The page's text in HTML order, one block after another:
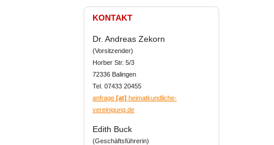
KONTAKT
Dr. Andreas Zekorn
(Vorsitzender)
Horber Str. 5/3
72336 Balingen
Tel. 07433 20455
anfrage [at]heimatkundliche-
vereinigung.de
Edith Buck
(Geschäftsführerin)